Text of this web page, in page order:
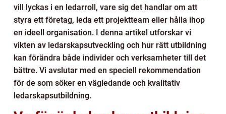
vill lyckas i en ledarroll, vare sig det handlar om att
styra ett företag, leda ett projektteam eller hålla ihop
en ideell organisation. I denna artikel utforskar vi
vikten av ledarskapsutveckling och hur rätt utbildning
kan förändra både individer och verksamheter till det
bättre. Vi avslutar med en speciell rekommendation
för de som söker en vägledande och kvalitativ
ledarskapsutbildning.